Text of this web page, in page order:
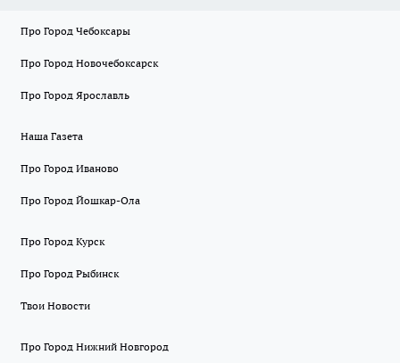
Про Город Чебоксары
Про Город Новочебоксарск
Про Город Ярославль
Наша Газета
Про Город Иваново
Про Город Йошкар-Ола
Про Город Курск
Про Город Рыбинск
Твои Новости
Про Город Нижний Новгород